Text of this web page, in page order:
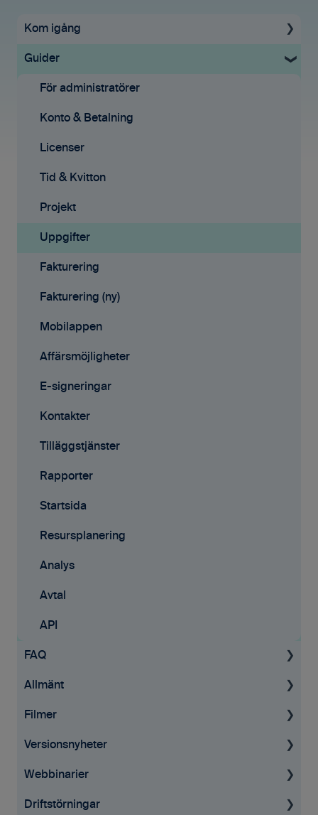
Kom igång
Uppstartsguide
Grundinställningar
Ekonomisystem
Tid & Kvitton
Projekt
Fakturering (ny)
Kontakter
Avtal
Affärsmöjligheter
Rapporter
Samarbete
Mobilappen
Guider
För administratörer
Konto & Betalning
Licenser
Tid & Kvitton
Projekt
Uppgifter
Fakturering
Fakturering (ny)
Mobilappen
Affärsmöjligheter
E-signeringar
Kontakter
Tilläggstjänster
Rapporter
Startsida
Resursplanering
Analys
Avtal
API
FAQ
Projekt
Fakturering
Tid & kvitton
Övrigt
Användare
Allmänt
Allmän information
GDPR
Filmer
Tid & Kvitton
Affärsmöjligheter
Projekt
Versionsnyheter
Desktop
Mobilappen
Webbinarier
För projektledaren
Driftstörningar